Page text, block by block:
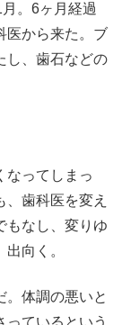
。6ヶ月経過
医から来た。ブ
し、歯石などの
なってしまっ
歯科医を変え
もなし、変りゆ
向く。
。体調の悪いと
っているという